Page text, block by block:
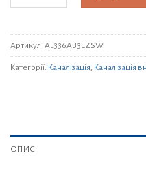
Артикул: AL336AB3EZSW
Категорії: Каналізація, Каналізація
ОПИС